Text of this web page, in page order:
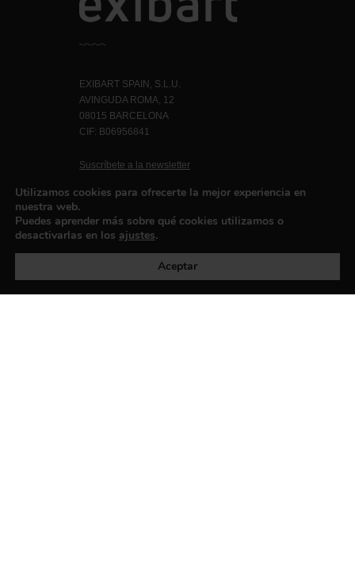
EXIBART SPAIN, S.L.U.
AVINGUDA ROMA, 12
08015 BARCELONA
CIF: B06956841
Suscríbete a la newsletter
Política de privacidad
Utilizamos cookies para ofrecerte la mejor experiencia en
nuestra web.
Puedes aprender más sobre qué cookies utilizamos o
desactivarlas en los ajustes.
Aceptar